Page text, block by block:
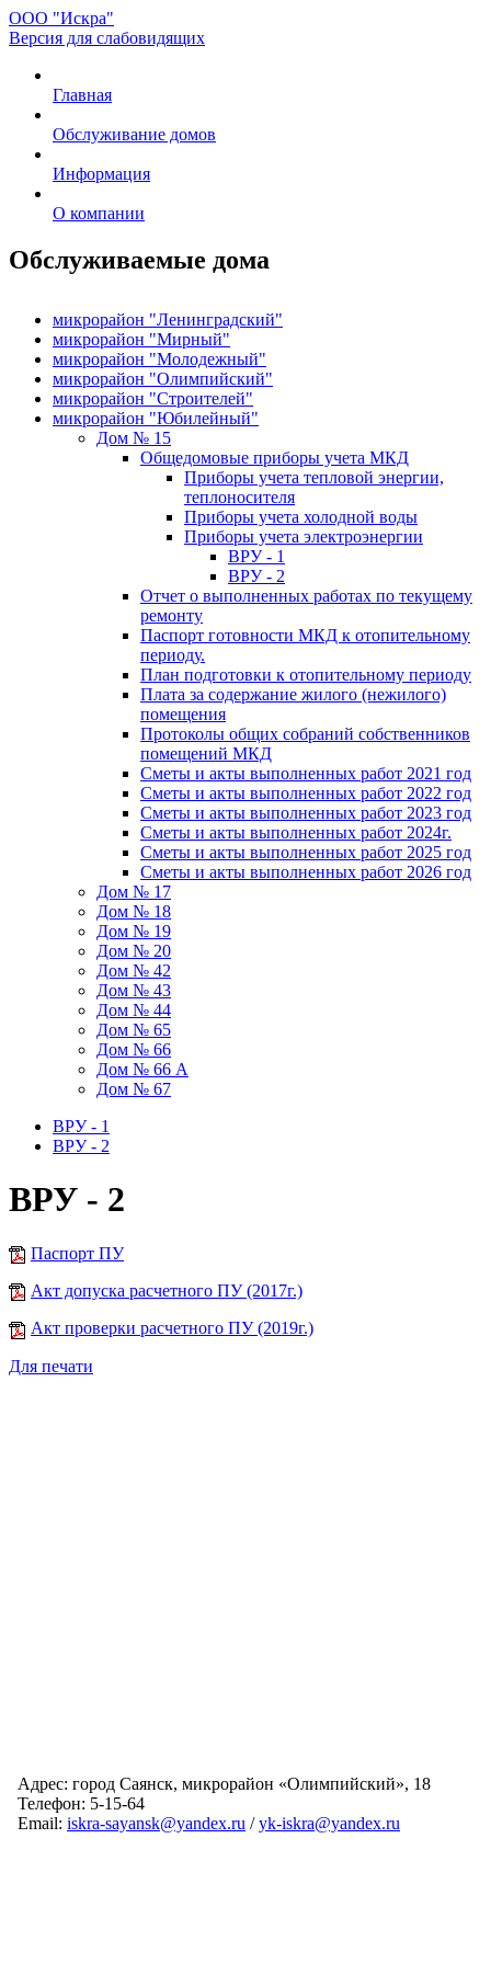
ООО "Искра"
Версия для слабовидящих
Главная
Обслуживание домов
Информация
О компании
Обслуживаемые дома
микрорайон "Ленинградский"
микрорайон "Мирный"
микрорайон "Молодежный"
микрорайон "Олимпийский"
микрорайон "Строителей"
микрорайон "Юбилейный"
Дом № 15
Общедомовые приборы учета МКД
Приборы учета тепловой энергии,
теплоносителя
Приборы учета холодной воды
Приборы учета электроэнергии
ВРУ - 1
ВРУ - 2
Отчет о выполненных работах по текущему
ремонту
Паспорт готовности МКД к отопительному
периоду.
План подготовки к отопительному периоду
Плата за содержание жилого (нежилого)
помещения
Протоколы общих собраний собственников
помещений МКД
Сметы и акты выполненных работ 2021 год
Сметы и акты выполненных работ 2022 год
Сметы и акты выполненных работ 2023 год
Сметы и акты выполненных работ 2024г.
Сметы и акты выполненных работ 2025 год
Сметы и акты выполненных работ 2026 год
Дом № 17
Дом № 18
Дом № 19
Дом № 20
Дом № 42
Дом № 43
Дом № 44
Дом № 65
Дом № 66
Дом № 66 А
Дом № 67
ВРУ - 1
ВРУ - 2
ВРУ - 2
Паспорт ПУ
Акт допуска расчетного ПУ (2017г.)
Акт проверки расчетного ПУ (2019г.)
Для печати
Адрес: город Саянск, микрорайон «Олимпийский», 18
Телефон: 5-15-64
Email: iskra-sayansk@yandex.ru /yk-iskra@yandex.ru